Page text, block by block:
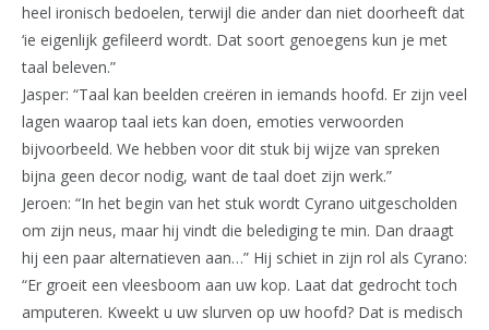
heel ironisch bedoelen, terwijl die ander dan niet doorheeft dat
‘ie eigenlijk gefileerd wordt. Dat soort genoegens kun je met
taal beleven.”
Jasper: “Taal kan beelden creëren in iemands hoofd. Er zijn veel
lagen waarop taal iets kan doen, emoties verwoorden
bijvoorbeeld. We hebben voor dit stuk bij wijze van spreken
bijna geen decor nodig, want de taal doet zijn werk.”
Jeroen: “In het begin van het stuk wordt Cyrano uitgescholden
om zijn neus, maar hij vindt die belediging te min. Dan draagt
hij een paar alternatieven aan…” Hij schiet in zijn rol als Cyrano:
“Er groeit een vleesboom aan uw kop. Laat dat gedrocht toch
amputeren. Kweekt u uw slurven op uw hoofd? Dat is medisch